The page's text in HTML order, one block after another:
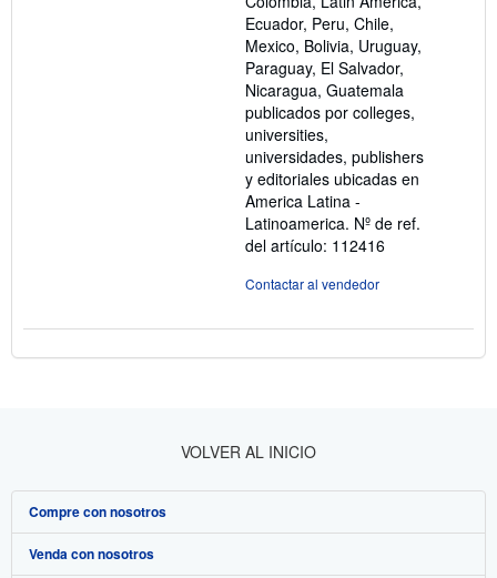
Ecuador, Peru, Chile,
Mexico, Bolivia, Uruguay,
Paraguay, El Salvador,
Nicaragua, Guatemala
publicados por colleges,
universities,
universidades, publishers
y editoriales ubicadas en
America Latina -
Latinoamerica. Nº de ref.
del artículo: 112416
Contactar al vendedor
VOLVER AL INICIO
Compre con nosotros
Búsqueda avanzada
Venda con nosotros